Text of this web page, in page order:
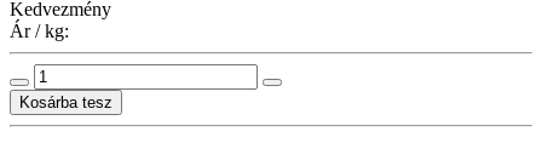
Kedvezmény
Ár / kg: